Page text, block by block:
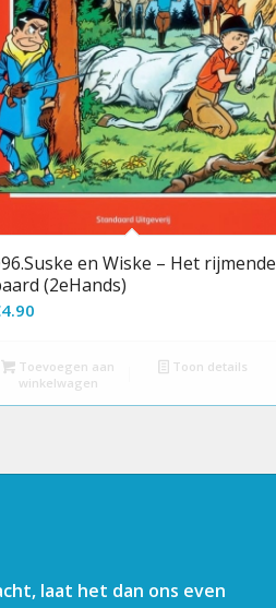
en Wiske – Het rijmende
(2eHands)
4.90
Toevoegen aan
winkelwagen
Toon details
laat het dan ons even